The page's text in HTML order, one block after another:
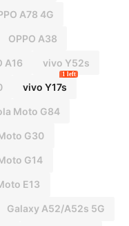
A78 4G
OPPO A38
A16 vivo Y52s
vivo Y17s
1 left
Moto G84
G30
G14
E13
Galaxy A52/A52s 5G